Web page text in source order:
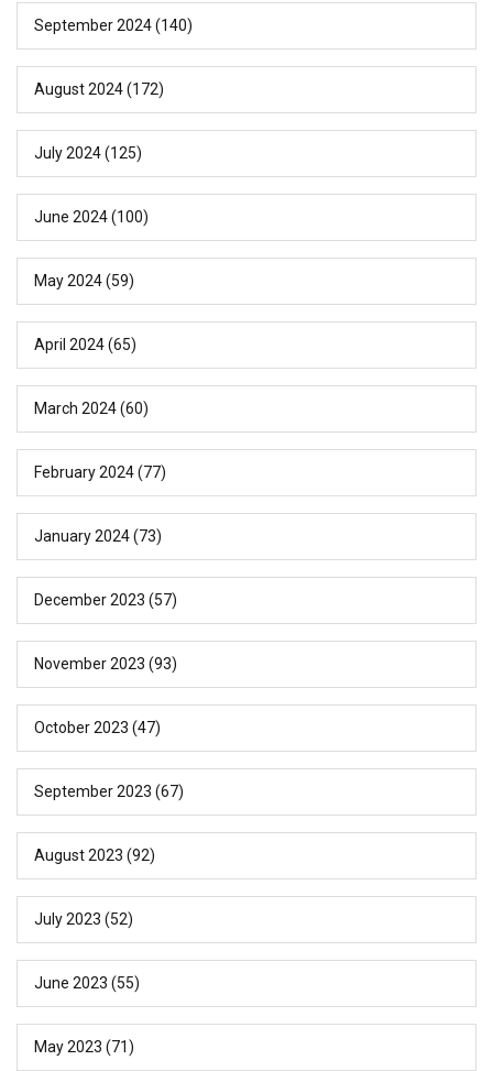
September 2024(140)
August 2024(172)
July 2024(125)
June 2024(100)
May 2024(59)
April 2024(65)
March 2024(60)
February 2024(77)
January 2024(73)
December 2023 (57)
November 2023 (93)
October 2023 (47)
September 2023 (67)
August 2023 (92)
July 2023 (52)
June 2023 (55)
May 2023 (71)